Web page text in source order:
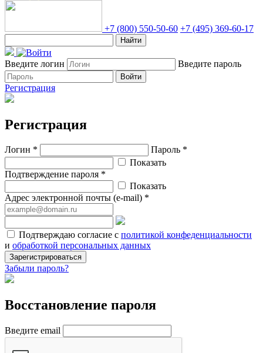
+7 (800) 550-50-60 +7 (495) 369-60-17
Найти
Введите логин Введите пароль
Войти
Регистрация
Регистрация
Логин *
Пароль *
Показать
Подтверждение пароля *
Показать
Адрес электронной почты (e-mail) *
Подтверждаю согласие с политикой конфеденциальности
и обработкой персональных данных
Зарегистрироваться
Забыли пароль?
Восстановление пароля
Введите email